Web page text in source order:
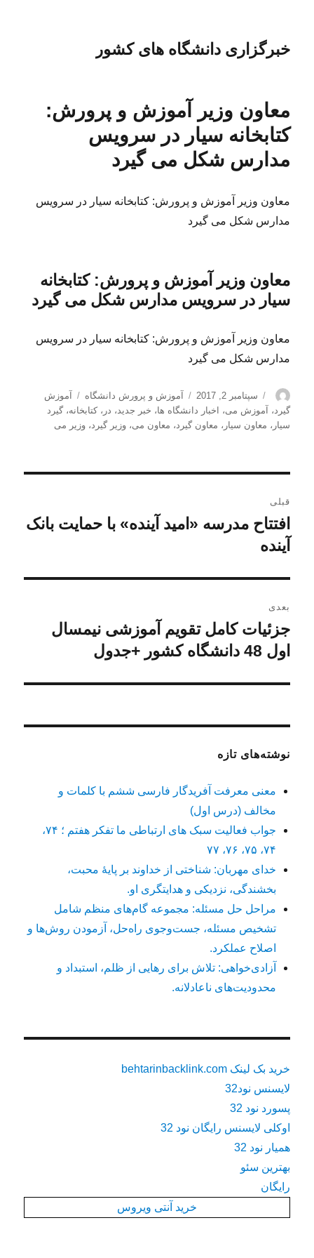
خبرگزاری دانشگاه های کشور
معاون وزیر آموزش و پرورش:
کتابخانه سیار در سرویس
مدارس شکل می گیرد
معاون وزیر آموزش و پرورش: کتابخانه سیار در سرویس
مدارس شکل می گیرد
معاون وزیر آموزش و پرورش: کتابخانه
سیار در سرویس مدارس شکل می گیرد
معاون وزیر آموزش و پرورش: کتابخانه سیار در سرویس
مدارس شکل می گیرد
نویسنده
ارسال
شده
در
سپتامبر 2, 2017 دسته‌ها
آموزش و پرورش دانشگاه برچسب‌ها
آموزش
گیرد، آموزش می، اخبار دانشگاه ها، خبر جدید، در ،کتابخانه،گیرد
سیار ، معاون سیار ، معاون گیرد، معاون می،وزیر گیرد،وزیر می
نوشته
قبلی
نوشته
قبلی:
افتتاح مدرسه «امید آینده» با حمایت بانک
آینده
بعدی
نوشته
بعدی:
جزئیات کامل تقویم آموزشی نیمسال
اول 48 دانشگاه کشور +جدول
نوشته‌های تازه
معنی معرفت آفریدگار فارسی ششم با کلمات و
مخالف (درس اول)
جواب فعالیت سبک های ارتباطی ما تفکر هفتم ؛ ۷۴،
۷۴، ۷۵، ۷۶، ۷۷
خدای مهربان: شناختی از خداوند بر پایهٔ محبت،
بخشندگی، نزدیکی و هدایتگری او.
مراحل حل مسئله: مجموعه گام‌های منظم شامل
تشخیص مسئله، جست‌وجوی راه‌حل، آزمودن روش‌ها و
اصلاح عملکرد.
آزادی‌خواهی: تلاش برای رهایی از ظلم، استبداد و
محدودیت‌های ناعادلانه.
خرید بک لینک behtarinbacklink.com
لایسنس نود32
پسورد نود 32
اوکلی لایسنس رایگان نود 32
همیار نود 32
بهترین سئو
رایگان
خرید آنتی ویروس